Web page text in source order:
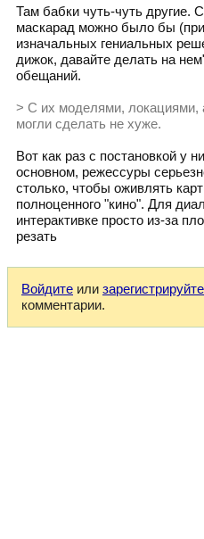
Там бабки чуть-чуть другие.
маскарад можно было бы (при
изначальных гениальных
дижок, давайте делать на
обещаний.
> С их моделями, локациями,
могли сделать не хуже.
Вот как раз с постановкой у
основном, режессуры
столько, чтобы оживлять
полноценного "кино". Для
интерактивке просто из-за
резать
Войдите или
комментарии.